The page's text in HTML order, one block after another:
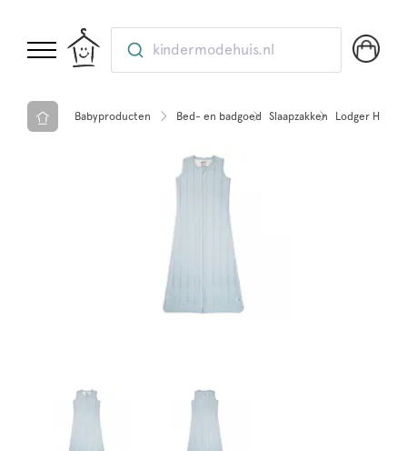
kindermodehuis.nl
Babyproducten Bed- en badgoed Slaapzakken Lodger